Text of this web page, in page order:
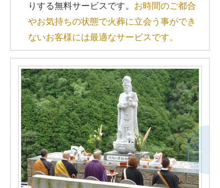
りする無料サービスです。 お時間のご都合
やお気持ちの状態で火葬に立会う事ができ
ないお客様には最適なサービスです。